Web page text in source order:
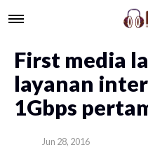
First media
layanan
1Gbps
Jun 28, 2016